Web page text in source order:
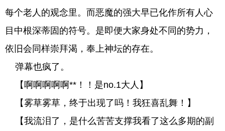
每个老人的观念里。而恶魔的强大早已化作所有人心
目中根深蒂固的符号。是即便大家身处不同的势力，
依旧会同样崇拜渴，奉上神坛的存在。
弹幕也疯了。
【啊啊啊啊啊**！！是no.1大人】
【雾草雾草，终于出现了吗！我狂喜乱舞！】
【我流泪了，是什么苦苦支撑我看了这么多期的副